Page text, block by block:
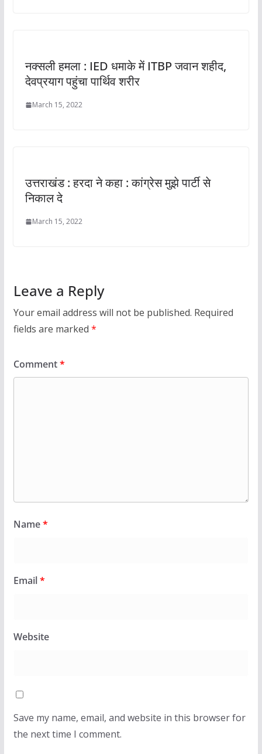
नक्सली हमला : IED धमाके में ITBP जवान शहीद,
देवप्रयाग पहुंचा पार्थिव शरीर
March 15, 2022
उत्तराखंड : हरदा ने कहा : कांग्रेस मुझे पार्टी से
निकाल दे
March 15, 2022
Leave a Reply
Your email address will not be published. Required
fields are marked *
Comment*
Name*
Email*
Website
Save my name, email, and website in this browser for
the next time I comment.